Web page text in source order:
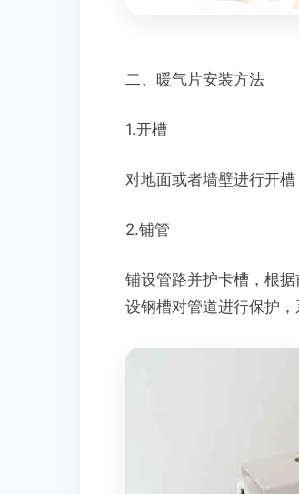
二、暖气片安装方法
1.开槽
对地面或者墙壁进行开
2.铺管
铺设管路并护卡槽，根
设钢槽对管道进行保护